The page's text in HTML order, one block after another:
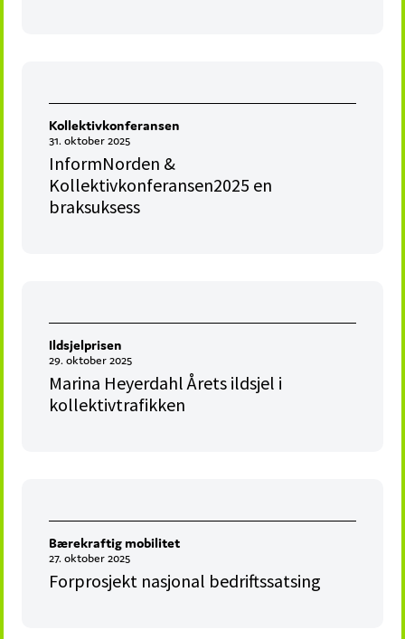
Kollektivkonferansen
31. oktober 2025
InformNorden &
Kollektivkonferansen2025 en
braksuksess
Ildsjelprisen
29. oktober 2025
Marina Heyerdahl Årets ildsjel i
kollektivtrafikken
Bærekraftig mobilitet
27. oktober 2025
Forprosjekt nasjonal bedriftssatsing